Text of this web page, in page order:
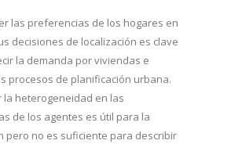
las preferencias de los hogares en
decisiones de localización es clave
la demanda por viviendas e
procesos de planificación urbana.
la heterogeneidad en las
de los agentes es útil para la
pero no es suficiente para describir